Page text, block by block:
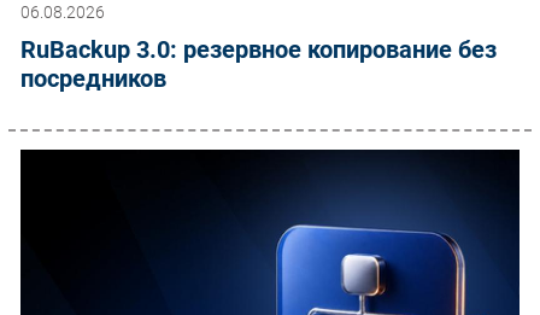
06.08.2026
RuBackup 3.0: резервное копирование без
посредников